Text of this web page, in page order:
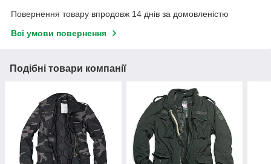
Повернення товару впродовж 14 днів за домовленістю
Всі умови повернення
Подібні товари компанії